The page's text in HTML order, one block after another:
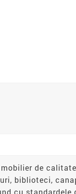
de
biblioteci,